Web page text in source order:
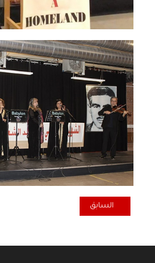
المقال السابق: توديع الرفيق لطفي
السابق